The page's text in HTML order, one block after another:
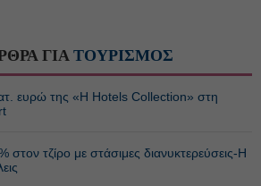
ΓΙΑ ΤΟΥΡΙΣΜΟΣ
ευρώ της «H Hotels Collection» στη
στον τζίρο με στάσιμες διανυκτερεύσεις-Η